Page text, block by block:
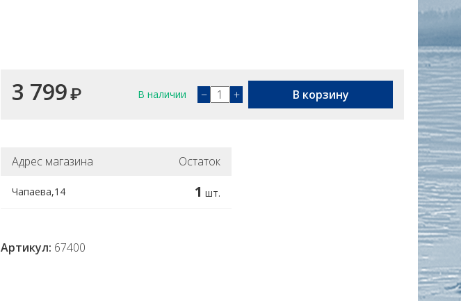
3 799₽ В наличии − + В корзину
Адрес магазина Остаток
Чапаева,14 1 шт.
Артикул: 67400